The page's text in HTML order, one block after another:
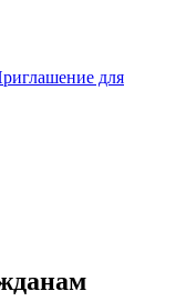
для